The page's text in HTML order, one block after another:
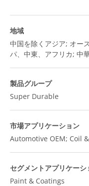
地域
中国を除くアジア; オー
パ、中東、アフリカ; 中
製品グループ
Super Durable
市場アプリケーション
Automotive OEM; Coil
セグメントアプリケーシ
Paint & Coatings